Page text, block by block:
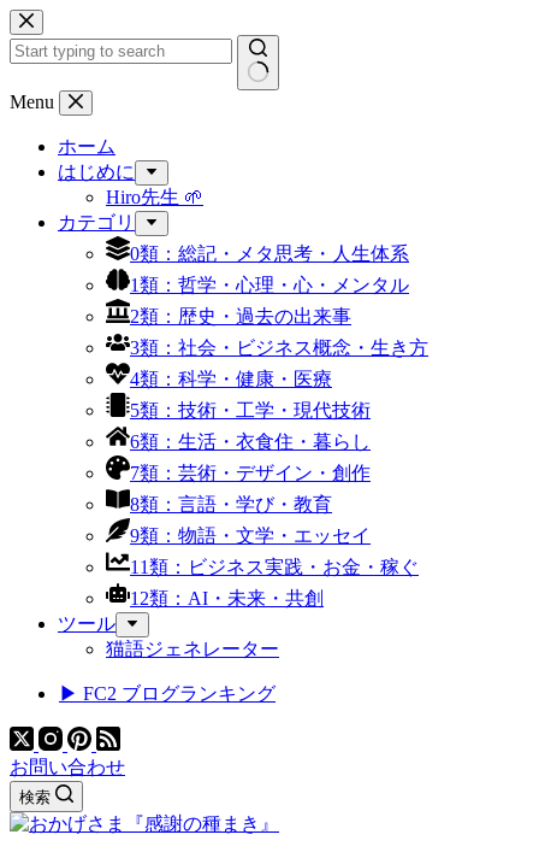
コ
ン
テ
ン
結
Menu
ホーム
はじめに
Hiro先生 🌱
カテゴリ
0類：総記・メタ思考・人生体系
1類：哲学・心理・心・メンタル
2類：歴史・過去の出来事
3類：社会・ビジネス概念・生き方
4類：科学・健康・医療
5類：技術・工学・現代技術
6類：生活・衣食住・暮らし
7類：芸術・デザイン・創作
8類：言語・学び・教育
9類：物語・文学・エッセイ
11類：ビジネス実践・お金・稼ぐ
12類：AI・未来・共創
ツール
猫語ジェネレーター
▶ FC2 ブログランキング
お問い合わせ
検索